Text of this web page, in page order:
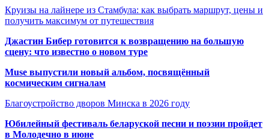
Круизы на лайнере из Стамбула: как выбрать маршрут, цены и
получить максимум от путешествия
Джастин Бибер готовится к возвращению на большую
сцену: что известно о новом туре
Muse выпустили новый альбом, посвящённый
космическим сигналам
Благоустройство дворов Минска в 2026 году
Юбилейный фестиваль беларуской песни и поэзии пройдет
в Молодечно в июне